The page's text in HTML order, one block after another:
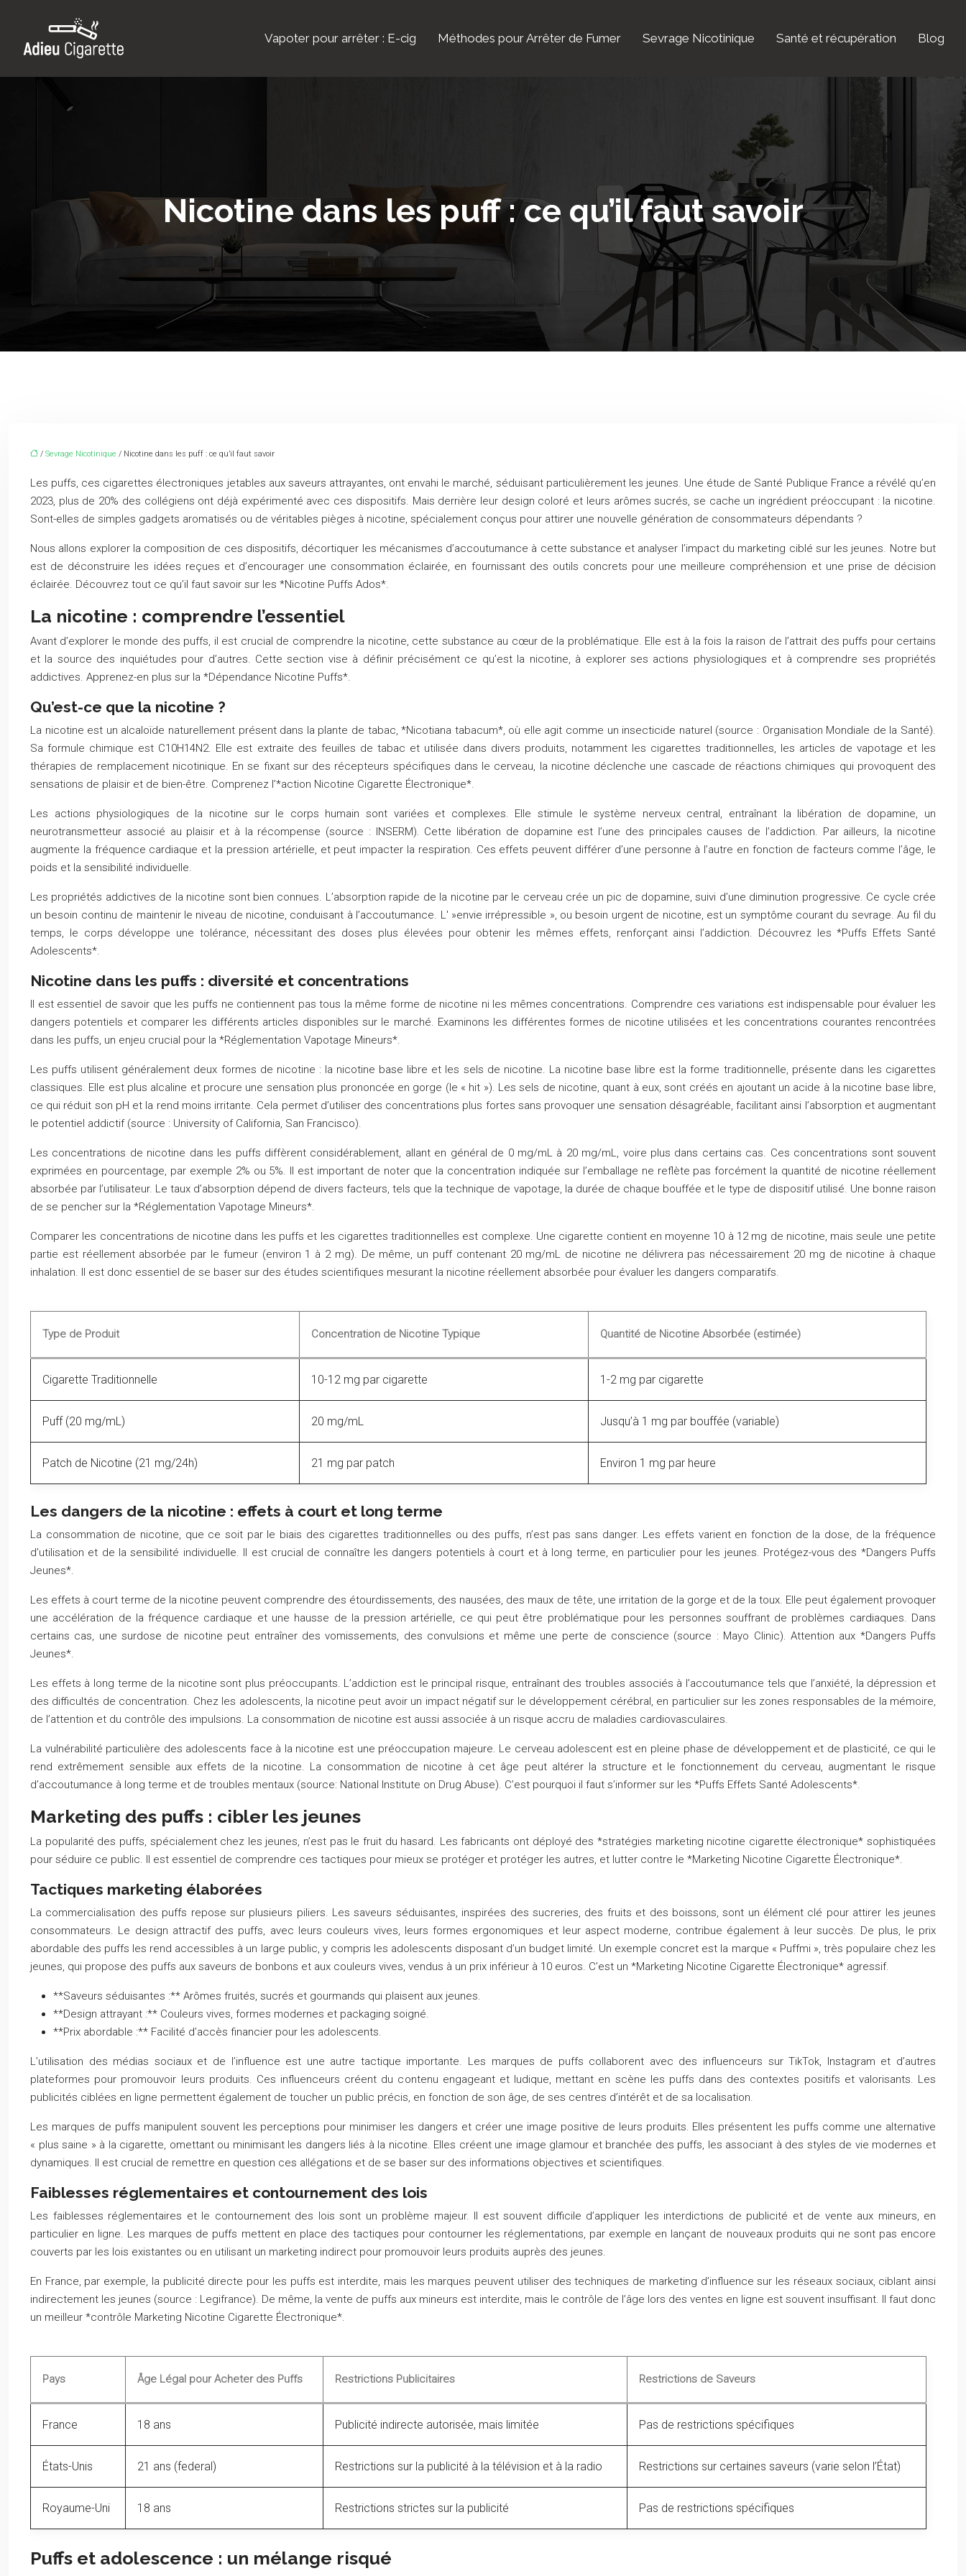
Vapoter pour arrêter : E-cig Méthodes pour Arrêter de Fumer Sevrage Nicotinique Santé et récupération Blog
Nicotine dans les puff : ce qu’il faut savoir
/ Sevrage Nicotinique / Nicotine dans les puff : ce qu’il faut savoir
Les puffs, ces cigarettes électroniques jetables aux saveurs attrayantes, ont envahi le marché, séduisant particulièrement les jeunes. Une étude de Santé Publique France a révélé qu’en
2023, plus de 20% des collégiens ont déjà expérimenté avec ces dispositifs. Mais derrière leur design coloré et leurs arômes sucrés, se cache un ingrédient préoccupant : la nicotine.
Sont-elles de simples gadgets aromatisés ou de véritables pièges à nicotine, spécialement conçus pour attirer une nouvelle génération de consommateurs dépendants ?
Nous allons explorer la composition de ces dispositifs, décortiquer les mécanismes d’accoutumance à cette substance et analyser l’impact du marketing ciblé sur les jeunes. Notre but
est de déconstruire les idées reçues et d’encourager une consommation éclairée, en fournissant des outils concrets pour une meilleure compréhension et une prise de décision
éclairée. Découvrez tout ce qu’il faut savoir sur les *Nicotine Puffs Ados*.
La nicotine : comprendre l’essentiel
Avant d’explorer le monde des puffs, il est crucial de comprendre la nicotine, cette substance au cœur de la problématique. Elle est à la fois la raison de l’attrait des puffs pour certains
et la source des inquiétudes pour d’autres. Cette section vise à définir précisément ce qu’est la nicotine, à explorer ses actions physiologiques et à comprendre ses propriétés
addictives. Apprenez-en plus sur la *Dépendance Nicotine Puffs*.
Qu’est-ce que la nicotine ?
La nicotine est un alcaloïde naturellement présent dans la plante de tabac, *Nicotiana tabacum*, où elle agit comme un insecticide naturel (source : Organisation Mondiale de la Santé).
Sa formule chimique est C10H14N2. Elle est extraite des feuilles de tabac et utilisée dans divers produits, notamment les cigarettes traditionnelles, les articles de vapotage et les
thérapies de remplacement nicotinique. En se fixant sur des récepteurs spécifiques dans le cerveau, la nicotine déclenche une cascade de réactions chimiques qui provoquent des
sensations de plaisir et de bien-être. Comprenez l’*action Nicotine Cigarette Électronique*.
Les actions physiologiques de la nicotine sur le corps humain sont variées et complexes. Elle stimule le système nerveux central, entraînant la libération de dopamine, un
neurotransmetteur associé au plaisir et à la récompense (source : INSERM). Cette libération de dopamine est l’une des principales causes de l’addiction. Par ailleurs, la nicotine
augmente la fréquence cardiaque et la pression artérielle, et peut impacter la respiration. Ces effets peuvent différer d’une personne à l’autre en fonction de facteurs comme l’âge, le
poids et la sensibilité individuelle.
Les propriétés addictives de la nicotine sont bien connues. L’absorption rapide de la nicotine par le cerveau crée un pic de dopamine, suivi d’une diminution progressive. Ce cycle crée
un besoin continu de maintenir le niveau de nicotine, conduisant à l’accoutumance. L' »envie irrépressible », ou besoin urgent de nicotine, est un symptôme courant du sevrage. Au fil du
temps, le corps développe une tolérance, nécessitant des doses plus élevées pour obtenir les mêmes effets, renforçant ainsi l’addiction. Découvrez les *Puffs Effets Santé
Adolescents*.
Nicotine dans les puffs : diversité et concentrations
Il est essentiel de savoir que les puffs ne contiennent pas tous la même forme de nicotine ni les mêmes concentrations. Comprendre ces variations est indispensable pour évaluer les
dangers potentiels et comparer les différents articles disponibles sur le marché. Examinons les différentes formes de nicotine utilisées et les concentrations courantes rencontrées
dans les puffs, un enjeu crucial pour la *Réglementation Vapotage Mineurs*.
Les puffs utilisent généralement deux formes de nicotine : la nicotine base libre et les sels de nicotine. La nicotine base libre est la forme traditionnelle, présente dans les cigarettes
classiques. Elle est plus alcaline et procure une sensation plus prononcée en gorge (le « hit »). Les sels de nicotine, quant à eux, sont créés en ajoutant un acide à la nicotine base libre,
ce qui réduit son pH et la rend moins irritante. Cela permet d’utiliser des concentrations plus fortes sans provoquer une sensation désagréable, facilitant ainsi l’absorption et augmentant
le potentiel addictif (source : University of California, San Francisco).
Les concentrations de nicotine dans les puffs diffèrent considérablement, allant en général de 0 mg/mL à 20 mg/mL, voire plus dans certains cas. Ces concentrations sont souvent
exprimées en pourcentage, par exemple 2% ou 5%. Il est important de noter que la concentration indiquée sur l’emballage ne reflète pas forcément la quantité de nicotine réellement
absorbée par l’utilisateur. Le taux d’absorption dépend de divers facteurs, tels que la technique de vapotage, la durée de chaque bouffée et le type de dispositif utilisé. Une bonne raison
de se pencher sur la *Réglementation Vapotage Mineurs*.
Comparer les concentrations de nicotine dans les puffs et les cigarettes traditionnelles est complexe. Une cigarette contient en moyenne 10 à 12 mg de nicotine, mais seule une petite
partie est réellement absorbée par le fumeur (environ 1 à 2 mg). De même, un puff contenant 20 mg/mL de nicotine ne délivrera pas nécessairement 20 mg de nicotine à chaque
inhalation. Il est donc essentiel de se baser sur des études scientifiques mesurant la nicotine réellement absorbée pour évaluer les dangers comparatifs.
Type de Produit Concentration de Nicotine Typique Quantité de Nicotine Absorbée (estimée)
Cigarette Traditionnelle 10-12 mg par cigarette 1-2 mg par cigarette
Puff (20 mg/mL) 20 mg/mL Jusqu’à 1 mg par bouffée (variable)
Patch de Nicotine (21 mg/24h) 21 mg par patch Environ 1 mg par heure
Les dangers de la nicotine : effets à court et long terme
La consommation de nicotine, que ce soit par le biais des cigarettes traditionnelles ou des puffs, n’est pas sans danger. Les effets varient en fonction de la dose, de la fréquence
d’utilisation et de la sensibilité individuelle. Il est crucial de connaître les dangers potentiels à court et à long terme, en particulier pour les jeunes. Protégez-vous des *Dangers Puffs
Jeunes*.
Les effets à court terme de la nicotine peuvent comprendre des étourdissements, des nausées, des maux de tête, une irritation de la gorge et de la toux. Elle peut également provoquer
une accélération de la fréquence cardiaque et une hausse de la pression artérielle, ce qui peut être problématique pour les personnes souffrant de problèmes cardiaques. Dans
certains cas, une surdose de nicotine peut entraîner des vomissements, des convulsions et même une perte de conscience (source : Mayo Clinic). Attention aux *Dangers Puffs
Jeunes*.
Les effets à long terme de la nicotine sont plus préoccupants. L’addiction est le principal risque, entraînant des troubles associés à l’accoutumance tels que l’anxiété, la dépression et
des difficultés de concentration. Chez les adolescents, la nicotine peut avoir un impact négatif sur le développement cérébral, en particulier sur les zones responsables de la mémoire,
de l’attention et du contrôle des impulsions. La consommation de nicotine est aussi associée à un risque accru de maladies cardiovasculaires.
La vulnérabilité particulière des adolescents face à la nicotine est une préoccupation majeure. Le cerveau adolescent est en pleine phase de développement et de plasticité, ce qui le
rend extrêmement sensible aux effets de la nicotine. La consommation de nicotine à cet âge peut altérer la structure et le fonctionnement du cerveau, augmentant le risque
d’accoutumance à long terme et de troubles mentaux (source: National Institute on Drug Abuse). C’est pourquoi il faut s’informer sur les *Puffs Effets Santé Adolescents*.
Marketing des puffs : cibler les jeunes
La popularité des puffs, spécialement chez les jeunes, n’est pas le fruit du hasard. Les fabricants ont déployé des *stratégies marketing nicotine cigarette électronique* sophistiquées
pour séduire ce public. Il est essentiel de comprendre ces tactiques pour mieux se protéger et protéger les autres, et lutter contre le *Marketing Nicotine Cigarette Électronique*.
Tactiques marketing élaborées
La commercialisation des puffs repose sur plusieurs piliers. Les saveurs séduisantes, inspirées des sucreries, des fruits et des boissons, sont un élément clé pour attirer les jeunes
consommateurs. Le design attractif des puffs, avec leurs couleurs vives, leurs formes ergonomiques et leur aspect moderne, contribue également à leur succès. De plus, le prix
abordable des puffs les rend accessibles à un large public, y compris les adolescents disposant d’un budget limité. Un exemple concret est la marque « Puffmi », très populaire chez les
jeunes, qui propose des puffs aux saveurs de bonbons et aux couleurs vives, vendus à un prix inférieur à 10 euros. C’est un *Marketing Nicotine Cigarette Électronique* agressif.
**Saveurs séduisantes :** Arômes fruités, sucrés et gourmands qui plaisent aux jeunes.
**Design attrayant :** Couleurs vives, formes modernes et packaging soigné.
**Prix abordable :** Facilité d’accès financier pour les adolescents.
L’utilisation des médias sociaux et de l’influence est une autre tactique importante. Les marques de puffs collaborent avec des influenceurs sur TikTok, Instagram et d’autres
plateformes pour promouvoir leurs produits. Ces influenceurs créent du contenu engageant et ludique, mettant en scène les puffs dans des contextes positifs et valorisants. Les
publicités ciblées en ligne permettent également de toucher un public précis, en fonction de son âge, de ses centres d’intérêt et de sa localisation.
Les marques de puffs manipulent souvent les perceptions pour minimiser les dangers et créer une image positive de leurs produits. Elles présentent les puffs comme une alternative
« plus saine » à la cigarette, omettant ou minimisant les dangers liés à la nicotine. Elles créent une image glamour et branchée des puffs, les associant à des styles de vie modernes et
dynamiques. Il est crucial de remettre en question ces allégations et de se baser sur des informations objectives et scientifiques.
Faiblesses réglementaires et contournement des lois
Les faiblesses réglementaires et le contournement des lois sont un problème majeur. Il est souvent difficile d’appliquer les interdictions de publicité et de vente aux mineurs, en
particulier en ligne. Les marques de puffs mettent en place des tactiques pour contourner les réglementations, par exemple en lançant de nouveaux produits qui ne sont pas encore
couverts par les lois existantes ou en utilisant un marketing indirect pour promouvoir leurs produits auprès des jeunes.
En France, par exemple, la publicité directe pour les puffs est interdite, mais les marques peuvent utiliser des techniques de marketing d’influence sur les réseaux sociaux, ciblant ainsi
indirectement les jeunes (source : Legifrance). De même, la vente de puffs aux mineurs est interdite, mais le contrôle de l’âge lors des ventes en ligne est souvent insuffisant. Il faut donc
un meilleur *contrôle Marketing Nicotine Cigarette Électronique*.
Pays Âge Légal pour Acheter des Puffs Restrictions Publicitaires Restrictions de Saveurs
France 18 ans Publicité indirecte autorisée, mais limitée Pas de restrictions spécifiques
États-Unis 21 ans (federal) Restrictions sur la publicité à la télévision et à la radio Restrictions sur certaines saveurs (varie selon l’État)
Royaume-Uni 18 ans Restrictions strictes sur la publicité Pas de restrictions spécifiques
Puffs et adolescence : un mélange risqué